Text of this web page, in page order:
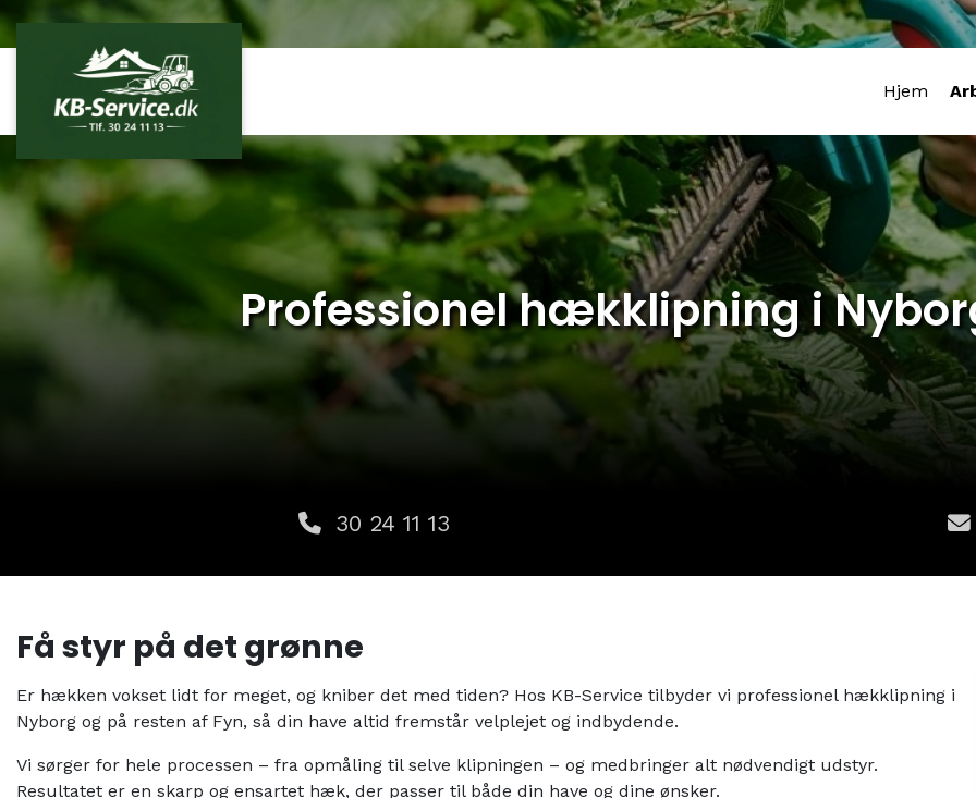
Gå
hovedindhold
Hjem
Professionel hækklipning i
30 24 11 13
Få styr på det grønne
Er hækken vokset lidt for meget, og kniber det med tiden? Hos KB-Service tilbyder vi professionel hækklipning i
Nyborg og på resten af Fyn, så din have altid fremstår velplejet og indbydende.
Vi sørger for hele processen – fra opmåling til selve klipningen – og medbringer alt nødvendigt udstyr.
Resultatet er en skarp og ensartet hæk, der passer til både din have og dine ønsker.